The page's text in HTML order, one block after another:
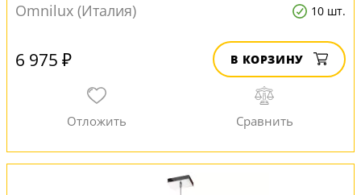
Omnilux (Италия)
10 шт.
6 975 ₽ В КОРЗИНУ